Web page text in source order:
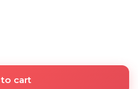
cart